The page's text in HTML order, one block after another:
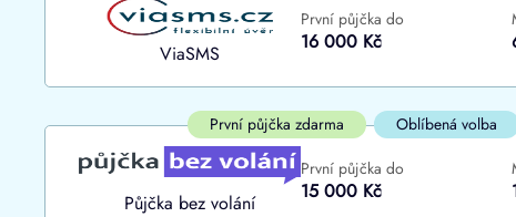
Do
ano
ViaSMS
První půjčka do
16 000 Kč
První půjčka zdarma Oblíbená volba
Půjčka bez volání
První půjčka do
15 000 Kč